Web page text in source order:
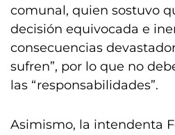
comunal, quien sostuvo
decisión equivocada e
consecuencias
sufren”, por lo que no
las “responsabilidades”.
Asimismo, la intendenta